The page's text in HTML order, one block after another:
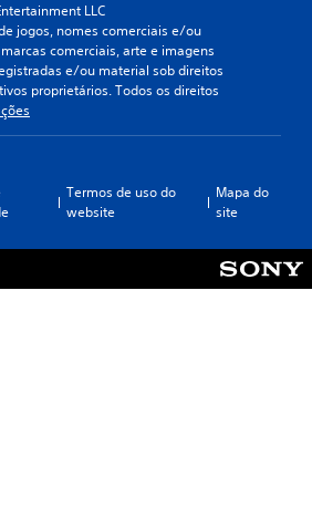
LLC
jogos, nomes comerciais e/ou
comerciais, arte e imagens
e/ou material sob direitos
proprietários. Todos os direitos
Termos de uso do
website
Mapa do
site